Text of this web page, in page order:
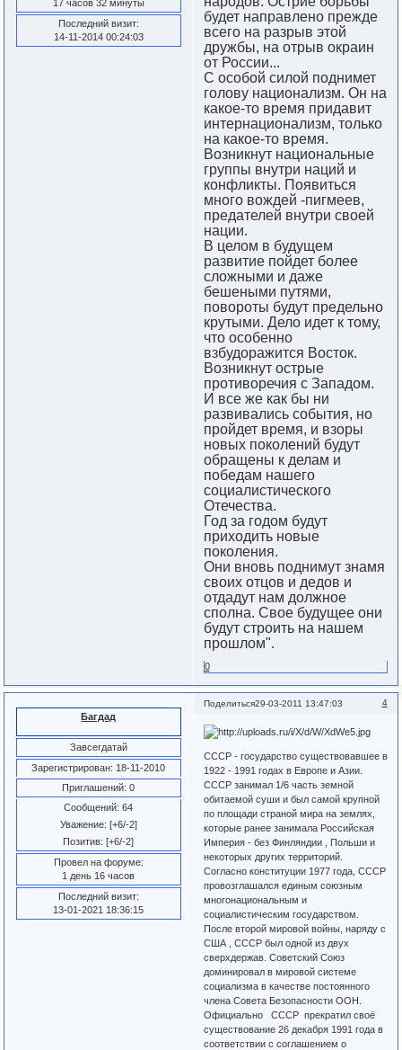
17 часов 32 минуты
Последний визит:
14-11-2014 00:24:03
будет направлено прежде
всего на разрыв этой
дружбы, на отрыв окраин
от России...
С особой силой поднимет
голову национализм. Он на
какое-то время придавит
интернационализм, только
на какое-то время.
Возникнут национальные
группы внутри наций и
конфликты. Появиться
много вождей -пигмеев,
предателей внутри своей
нации.
В целом в будущем
развитие пойдет более
сложными и даже
бешеными путями,
повороты будут предельно
крутыми. Дело идет к тому,
что особенно
взбудоражится Восток.
Возникнут острые
противоречия с Западом.
И все же как бы ни
развивались события, но
пройдет время, и взоры
новых поколений будут
обращены к делам и
победам нашего
социалистического
Отечества.
Год за годом будут
приходить новые
поколения.
Они вновь поднимут знамя
своих отцов и дедов и
отдадут нам должное
сполна. Свое будущее они
будут строить на нашем
прошлом".
0
Поделиться 4
29-03-2011 13:47:03
Багдад
Завсегдатай
Зарегистрирован: 18-11-2010
Приглашений: 0
Сообщений: 64
Уважение: [+6/-2]
Позитив: [+6/-2]
Провел на форуме:
1 день 16 часов
Последний визит:
13-01-2021 18:36:15
СССР - государство существовавшее в
1922 - 1991 годах в Европе и Азии.
СССР занимал 1/6 часть земной
обитаемой суши и был самой крупной
по площади страной мира на землях,
которые ранее занимала Российская
Империя - без Финляндии , Польши и
некоторых других территорий.
Согласно конституции 1977 года, СССР
провозглашался единым союзным
многонациональным и
социалистическим государством.
После второй мировой войны, наряду с
США , СССР был одной из двух
сверхдержав. Советский Союз
доминировал в мировой системе
социализма в качестве постоянного
члена Совета Безопасности ООН.
Официально СССР прекратил своё
существование 26 декабря 1991 года в
соответствии с соглашением о